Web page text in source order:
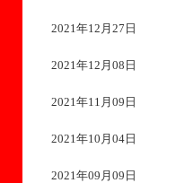
2021年12月27日
2021年12月08日
2021年11月09日
2021年10月04日
2021年09月09日